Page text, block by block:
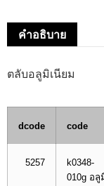
คำอธิบาย
ตลับอลูมิเนียม
dcode code
5257
k0348-
010g อลู